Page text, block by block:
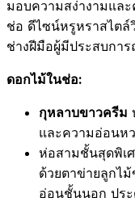
มอบความสง่างามแล
ช่อ ดีไซน์หรูหราสไตล์
ช่างฝีมือผู้มีประสบกา
ดอกไม้ในช่อ:
กุหลาบขาวครีม
และความอ่อนห
ห่อสามชั้นสุดพิเ
ด้วยตาข่ายลูกไ
อ่อนชั้นนอก ประ